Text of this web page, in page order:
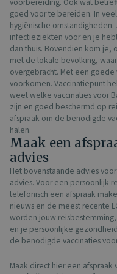
goed voor te bereiden. In
hygiënische
infectieziekten voor en je
dan thuis. Bovendien kom je,
met de lokale bevolking,
overgebracht. Met een
voorkomen. Vaccinatiepunt
weet welke vaccinaties voor
zijn en goed beschermd op
afspraak om de benodigde
halen.
Maak een
advies
Het bovenstaande advies
advies. Voor een persoonlijk
telefonisch een afspraak
nieuws en de meest recente
worden jouw
en je persoonlijke
de benodigde vaccinaties
Maak direct hier een